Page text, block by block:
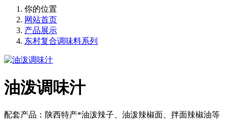
你的位置
网站首页
产品展示
东村复合调味料系列
油泼调味汁
配套产品：陕西特产*油泼辣子、油泼辣椒面、拌面辣椒油等